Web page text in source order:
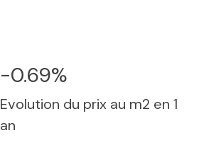
-0.69%
Evolution du prix au m2 en 1
an